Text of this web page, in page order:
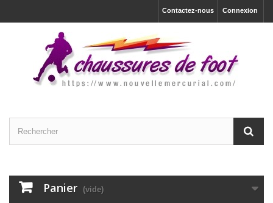
Connexion
Contactez-nous
Panier (vide)